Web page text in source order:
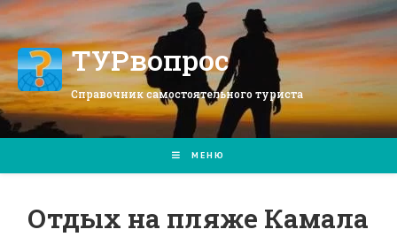
Перейти
к
содержимомуТУРвопрос
Справочник самостоятельного туриста
МЕНЮ
Отдых на пляже Камала